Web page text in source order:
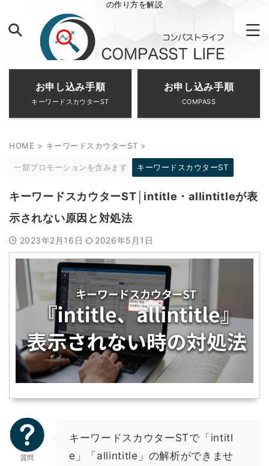
の作り方を解説
お申し込み手順
キーワードスカウターST
お申し込み手順
COMPASS
HOME > キーワードスカウターST >
一部プロモーションを含みます キーワードスカウターST
キーワードスカウターST│intitle・allintitleが表
示されない原因と対処法
2023年2月16日 2026年5月1日
質問
キーワードスカウターSTで「intitl
e」「allintitle」の解析ができませ